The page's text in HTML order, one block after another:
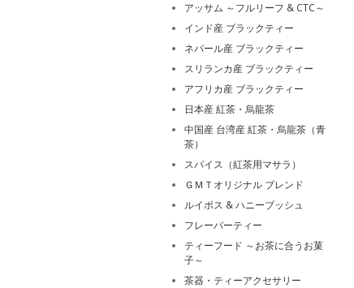
アッサム ～フルリーフ & CTC～
インド産 ブラックティー
ネパール産 ブラックティー
スリランカ産 ブラックティー
アフリカ産 ブラックティー
日本産 紅茶・烏龍茶
中国産 台湾産 紅茶・烏龍茶（青
茶）
スパイス（紅茶用マサラ）
ＧＭＴオリジナル ブレンド
ルイボス & ハニーブッシュ
フレーバーティー
ティーフード ～お茶に合うお菓
子～
茶器・ティーアクセサリー